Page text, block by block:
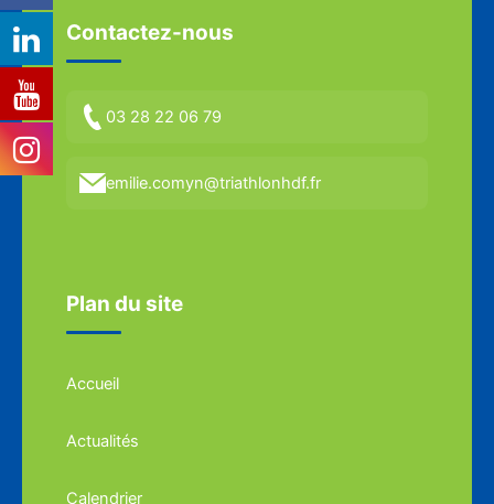
Contactez-nous
03 28 22 06 79
emilie.comyn@triathlonhdf.fr
Plan du site
Accueil
Actualités
Calendrier